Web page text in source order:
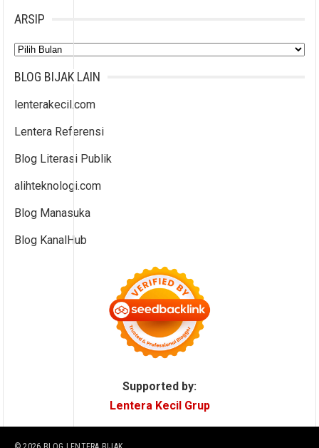
ARSIP
Arsip
BLOG BIJAK LAIN
lenterakecil.com
Lentera Referensi
Blog Literasi Publik
alihteknologi.com
Blog Manasuka
Blog KanalHub
Supported by:
Lentera Kecil Grup